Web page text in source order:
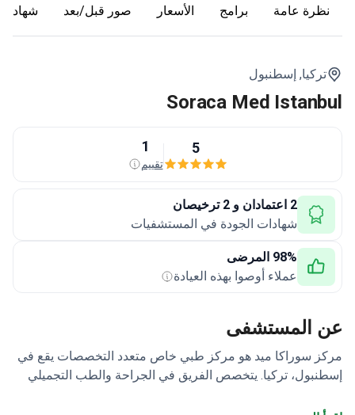
عامة برامج الأسعار صور قبل/بعد شهادات
إسطنبول
Soraca Med
تقييم
2 اعتمادان و 2 ترخيصان
شهادات الجودة في المستشفيات
98% المرضى
عملاء أوصوا بهذه العيادة
المستشفى
سوراكا ميد هو مركز طبي خاص متعدد التخصصات يقع في
تركيا. يتخصص الفريق في الجراحة والطب التجميلي